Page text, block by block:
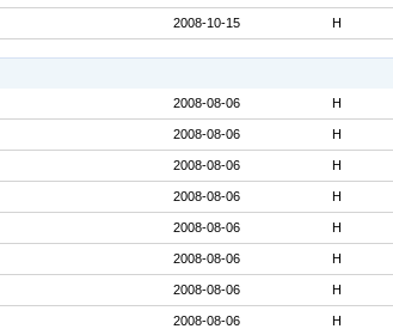
2008-10-15 H
2008-08-06 H
2008-08-06 H
2008-08-06 H
2008-08-06 H
2008-08-06 H
2008-08-06 H
2008-08-06 H
2008-08-06 H